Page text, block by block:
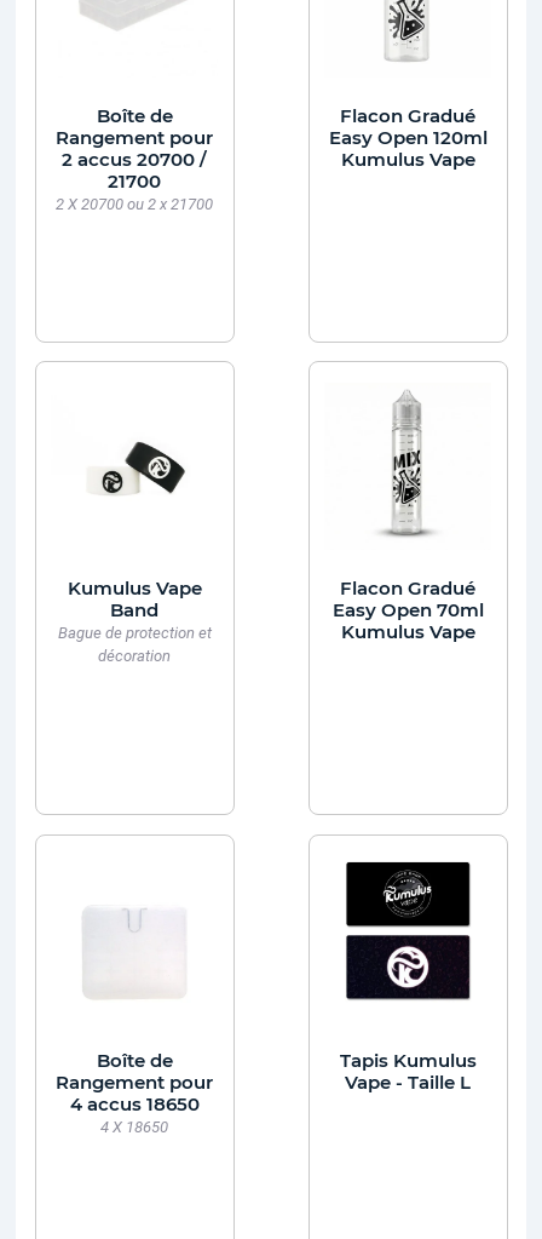
Boîte de
Rangement pour
2 accus 20700 /
21700
2 X 20700 ou 2 x 21700
Flacon Gradué
Easy Open 120ml
Kumulus Vape
Kumulus Vape
Band
Bague de protection et
décoration
Flacon Gradué
Easy Open 70ml
Kumulus Vape
Boîte de
Rangement pour
4 accus 18650
4 X 18650
Tapis Kumulus
Vape - Taille L